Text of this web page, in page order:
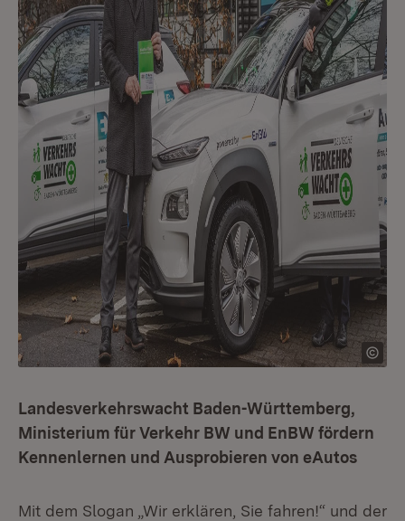
Landesverkehrswacht Baden-Württemberg,
Ministerium für Verkehr BW und EnBW fördern
Kennenlernen und Ausprobieren von eAutos
Mit dem Slogan „Wir erklären, Sie fahren!“ und der